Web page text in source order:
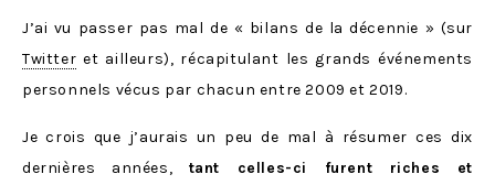
J’ai vu passer pas mal de « bilans de la décennie » (sur
Twitter et ailleurs), récapitulant les grands événements
personnels vécus par chacun entre 2009 et 2019.
Je crois que j’aurais un peu de mal à résumer ces dix
dernières années, tant celles-ci furent riches et